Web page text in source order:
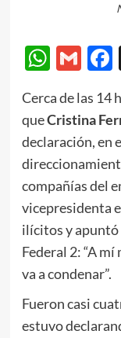
Cerca de las 14
queCristina
declaración, en
compañías del
vicepresidenta
ilícitos y apuntó
Federal 2: “A
va a condenar”.
Fueron casi
estuvo